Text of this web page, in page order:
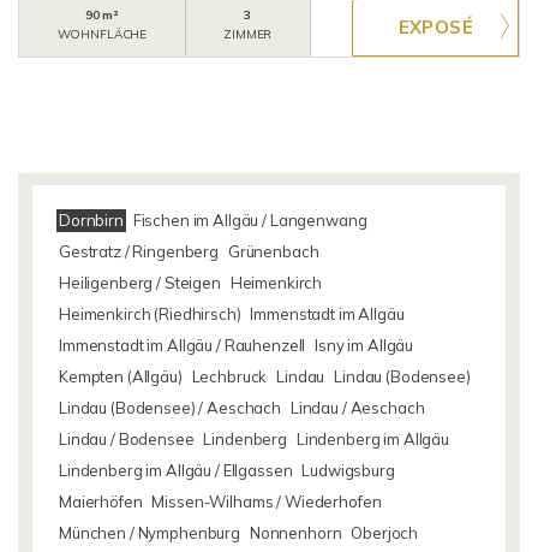
90 m²
WOHNFLÄCHE
3
ZIMMER
Dornbirn Fischen im Allgäu / Langenwang
Gestratz / Ringenberg
Grünenbach
Heiligenberg / Steigen Heimenkirch
Heimenkirch (Riedhirsch) Immenstadt im Allgäu
Immenstadt im Allgäu / Rauhenzell Isny im Allgäu
Kempten (Allgäu) Lechbruck Lindau Lindau (Bodensee)
Lindau (Bodensee) / Aeschach Lindau / Aeschach
Lindau / Bodensee Lindenberg Lindenberg im Allgäu
Lindenberg im Allgäu / Ellgassen Ludwigsburg
Maierhöfen Missen-Wilhams / Wiederhofen
München / Nymphenburg Nonnenhorn Oberjoch